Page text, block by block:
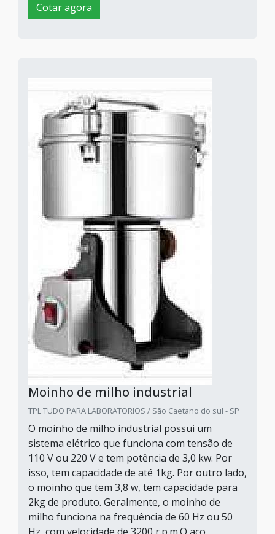
Cotar agora
Moinho de milho industrial
TPL TUDO PARA LABORATORIOS / São Caetano do sul - SP
O moinho de milho industrial possui um
sistema elétrico que funciona com tensão de
110 V ou 220 V e tem potência de 3,0 kw. Por
isso, tem capacidade de até 1kg. Por outro lado,
o moinho que tem 3,8 w, tem capacidade para
2kg de produto. Geralmente, o moinho de
milho funciona na frequência de 60 Hz ou 50